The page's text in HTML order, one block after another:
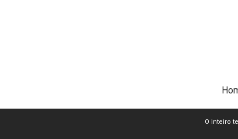
O inteiro